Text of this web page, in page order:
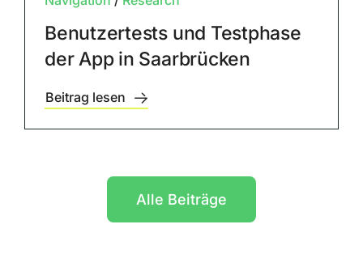
Benutzertests und Testphase
der App in Saarbrücken
Beitrag lesen
Alle Beiträge